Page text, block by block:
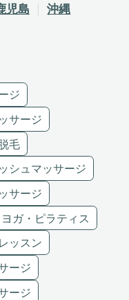
児島 沖縄
ジ
サージ
毛
シュマッサージ
サージ
ヨガ・ピラティス
ッスン
ージ
ージ